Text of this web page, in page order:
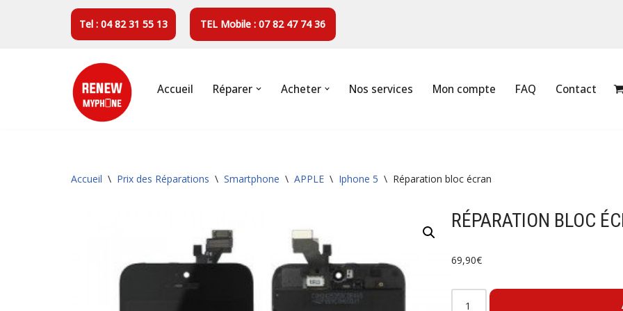
Tel : 04 82 31 55 13 TEL Mobile : 07 82 47 74 36
Accueil Réparer Acheter Nos services Mon compte FAQ Contact
Accueil \ Prix des Réparations \ Smartphone \ APPLE \ Iphone 5 \ Réparation bloc écran
RÉPARATION BLOC
69,90€